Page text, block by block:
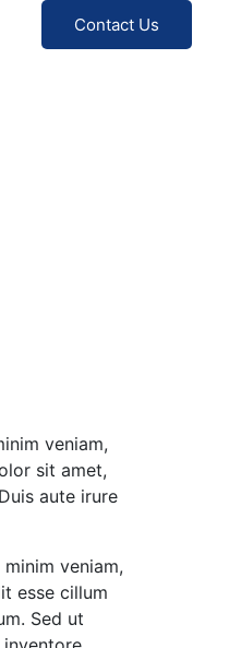
Contact Us
veniam,
sit amet,
aute irure
veniam,
esse cillum
Sed ut